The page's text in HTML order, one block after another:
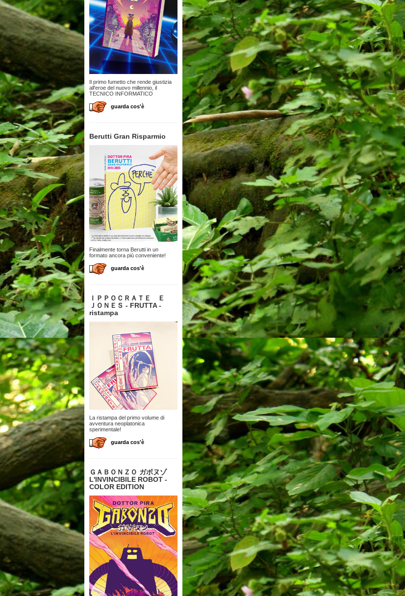
Il primo fumetto che rende giustizia
all'eroe del nuovo millennio, il
TECNICO INFORMATICO
guarda cos'è
Berutti Gran Risparmio
Finalmente torna Berutti in un
formato ancora più conveniente!
guarda cos'è
ＩＰＰＯＣＲＡＴＥ Ｅ
ＪＯＮＥＳ - FRUTTA -
ristampa
La ristampa del primo volume di
avventura neoplatonica
sperimentale!
guarda cos'è
ＧＡＢＯＮＺＯ ガボヌゾ
L'INVINCIBILE ROBOT -
COLOR EDITION